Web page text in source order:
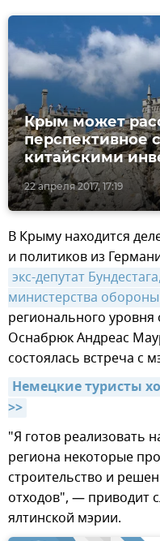
22 апреля 2017, 17:19
Крым может
перспективное
китайскими
В Крыму находится
и политиков из
экс-депутат
министерства
регионального
Оснабрюк Андреас
состоялась встреча с
Немецкие туристы
>>
"Я готов реализовать
региона некоторые
строительство и
отходов", — приводит
ялтинской мэрии.